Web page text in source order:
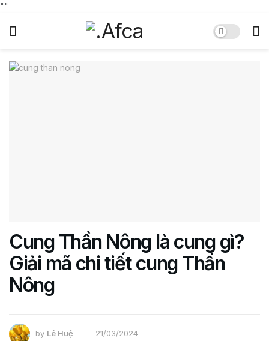
""
Cung Thần Nông là cung gì?
Giải mã chi tiết cung Thần
Nông
by Lê Huệ 21/03/2024